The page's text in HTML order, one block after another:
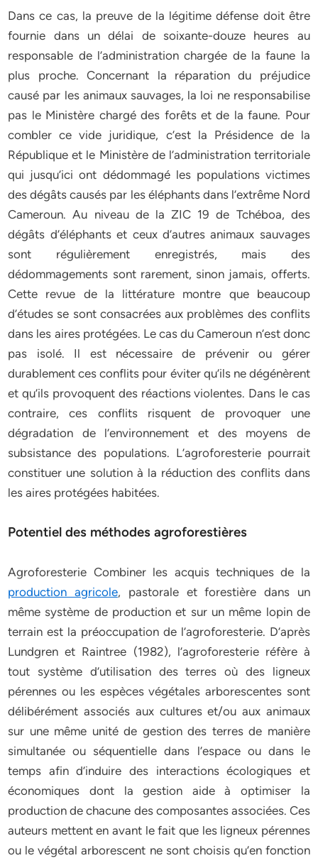
Dans ce cas, la preuve de la légitime défense doit être
fournie dans un délai de soixante-douze heures au
responsable de l’administration chargée de la faune la
plus proche. Concernant la réparation du préjudice
causé par les animaux sauvages, la loi ne responsabilise
pas le Ministère chargé des forêts et de la faune. Pour
combler ce vide juridique, c’est la Présidence de la
République et le Ministère de l’administration territoriale
qui jusqu’ici ont dédommagé les populations victimes
des dégâts causés par les éléphants dans l’extrême Nord
Cameroun. Au niveau de la ZIC 19 de Tchéboa, des
dégâts d’éléphants et ceux d’autres animaux sauvages
sont régulièrement enregistrés, mais des
dédommagements sont rarement, sinon jamais, offerts.
Cette revue de la littérature montre que beaucoup
d’études se sont consacrées aux problèmes des conflits
dans les aires protégées. Le cas du Cameroun n’est donc
pas isolé. Il est nécessaire de prévenir ou gérer
durablement ces conflits pour éviter qu’ils ne dégénèrent
et qu’ils provoquent des réactions violentes. Dans le cas
contraire, ces conflits risquent de provoquer une
dégradation de l’environnement et des moyens de
subsistance des populations. L’agroforesterie pourrait
constituer une solution à la réduction des conflits dans
les aires protégées habitées.
Potentiel des méthodes agroforestières
Agroforesterie Combiner les acquis techniques de la
production agricole, pastorale et forestière dans un
même système de production et sur un même lopin de
terrain est la préoccupation de l’agroforesterie. D’après
Lundgren et Raintree (1982), l’agroforesterie réfère à
tout système d’utilisation des terres où des ligneux
pérennes ou les espèces végétales arborescentes sont
délibérément associés aux cultures et/ou aux animaux
sur une même unité de gestion des terres de manière
simultanée ou séquentielle dans l’espace ou dans le
temps afin d’induire des interactions écologiques et
économiques dont la gestion aide à optimiser la
production de chacune des composantes associées. Ces
auteurs mettent en avant le fait que les ligneux pérennes
ou le végétal arborescent ne sont choisis qu’en fonction